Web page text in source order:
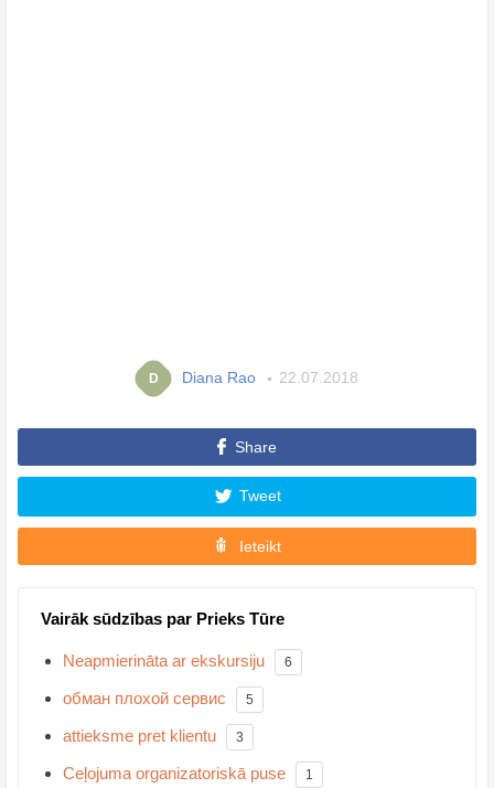
D Diana Rao 22.07.2018
Share
Tweet
Ieteikt
Vairāk sūdzības par Prieks Tūre
Neapmierināta ar ekskursiju 6
обман плохой сервис 5
attieksme pret klientu 3
Ceļojuma organizatoriskā puse 1